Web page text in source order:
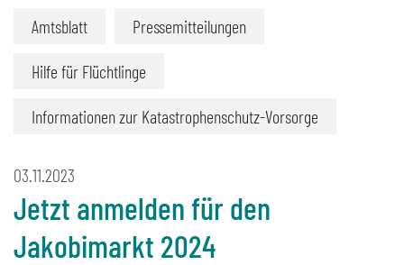
Amtsblatt Pressemitteilungen
Hilfe für Flüchtlinge
Informationen zur Katastrophenschutz-Vorsorge
03.11.2023
Jetzt anmelden für den
Jakobimarkt 2024